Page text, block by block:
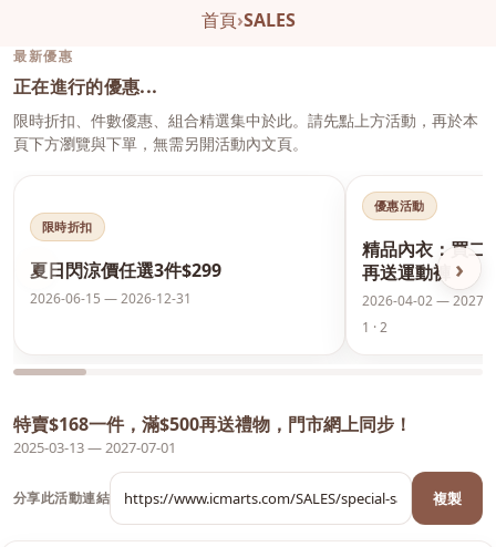
首頁›SALES
最新優惠
正在進行的優惠...
限時折扣、件數優惠、組合精選集中於此。請先點上方活動，再於本
頁下方瀏覽與下單，無需另開活動內文頁。
‹ ›
限時折扣
夏日閃涼價任選3件$299
2026-06-15 — 2026-12-31
優惠活動
精品內衣：買二
再送運動褲
2026-04-02 — 2027-
1 · 2
特賣$168一件，滿$500再送禮物，門市網上同步！
2025-03-13 — 2027-07-01
分享此活動連結 複製